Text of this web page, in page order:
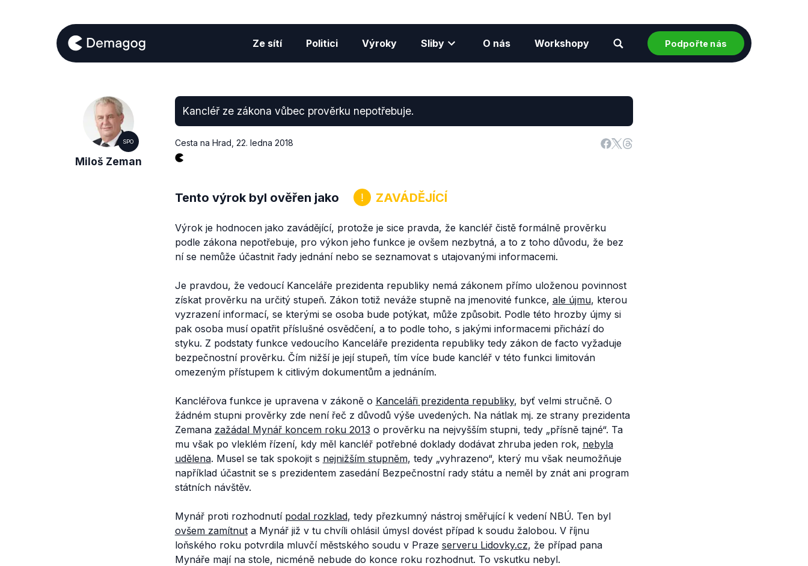
Ze sítí Politici Výroky Sliby O nás Workshopy Podpořte nás
SPO
Miloš Zeman
Kancléř ze zákona vůbec prověrku nepotřebuje.
Cesta na Hrad 22. ledna 2018
Tento výrok byl ověřen jako ZAVÁDĚJÍCÍ
Výrok je hodnocen jako zavádějící, protože je sice pravda, že kancléř čistě formálně prověrku
podle zákona nepotřebuje, pro výkon jeho funkce je ovšem nezbytná, a to z toho důvodu, že bez
ní se nemůže účastnit řady jednání nebo se seznamovat s utajovanými informacemi.
Je pravdou, že vedoucí Kanceláře prezidenta republiky nemá zákonem přímo uloženou povinnost
získat prověrku na určitý stupeň. Zákon totiž neváže stupně na jmenovité funkce, ale újmu, kterou
vyzrazení informací, se kterými se osoba bude potýkat, může způsobit. Podle této hrozby újmy si
pak osoba musí opatřit příslušné osvědčení, a to podle toho, s jakými informacemi přichází do
styku. Z podstaty funkce vedoucího Kanceláře prezidenta republiky tedy zákon de facto vyžaduje
bezpečnostní prověrku. Čím nižší je její stupeň, tím více bude kancléř v této funkci limitován
omezeným přístupem k citlivým dokumentům a jednáním.
Kancléřova funkce je upravena v zákoně o Kanceláři prezidenta republiky, byť velmi stručně. O
žádném stupni prověrky zde není řeč z důvodů výše uvedených. Na nátlak mj. ze strany prezidenta
Zemana zažádal Mynář koncem roku 2013 o prověrku na nejvyšším stupni, tedy „přísně tajné“. Ta
mu však po vleklém řízení, kdy měl kancléř potřebné doklady dodávat zhruba jeden rok, nebyla
udělena. Musel se tak spokojit s nejnižším stupněm, tedy „vyhrazeno“, který mu však neumožňuje
například účastnit se s prezidentem zasedání Bezpečnostní rady státu a neměl by znát ani program
státních návštěv.
Mynář proti rozhodnutí podal rozklad, tedy přezkumný nástroj směřující k vedení NBÚ. Ten byl
ovšem zamítnuta Mynář již v tu chvíli ohlásil úmysl dovést případ k soudu žalobou. V říjnu
loňského roku potvrdila mluvčí městského soudu v Praze serveru Lidovky.cz, že případ pana
Mynáře mají na stole, nicméně nebude do konce roku rozhodnut. To vskutku nebyl.